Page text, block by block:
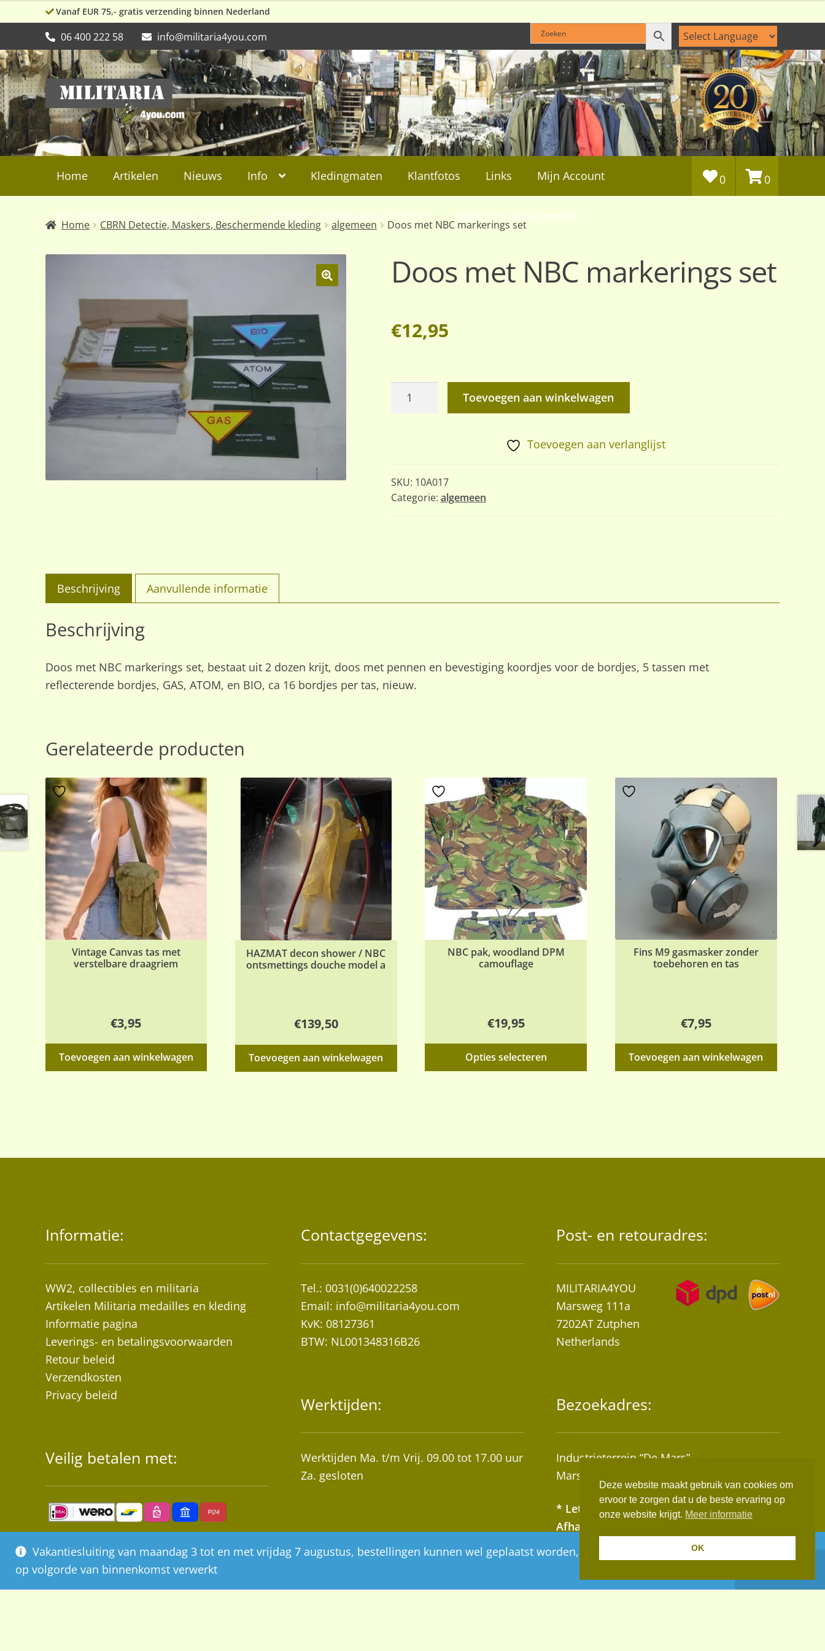
Vakantiesluiting van maandag 3 tot en met vrijdag 7 augustus, bestellingen kunnen wel geplaatst worden, deze worden vanaf maandag 10 augustus
op volgorde van binnenkomst verwerkt
Vanaf EUR 75,- gratis verzending binnen Nederland
06 400 222 58 info@militaria4you.com
Ga
door
naar
navigatie
Ga
naar
de
inhoud
Home Artikelen Nieuws Info Kledingmaten Klantfotos Links Mijn Account
Privacybeleid Militaria4you Zutphen artikelen-militaria4you-Zutphen Boeken & naslagwerken
WW2, collectibles en militaria
0 0
Home CBRN Detectie, Maskers, Beschermende kleding algemeen Doos met NBC markerings set
Doos met NBC markerings set
€12,95
Doos
aantal
Toevoegen aan winkelwagen
Toevoegen aan verlanglijst
SKU: 10A017
Categorie: algemeen
Beschrijving Aanvullende informatie
Beschrijving
Doos met NBC markerings set, bestaat uit 2 dozen krijt, doos met pennen en bevestiging koordjes voor de bordjes, 5 tassen met
reflecterende bordjes, GAS, ATOM, en BIO, ca 16 bordjes per tas, nieuw.
Gerelateerde producten
Vintage Canvas tas met
verstelbare draagriem
€3,95
Toevoegen aan winkelwagen
HAZMAT decon shower / NBC
ontsmettings douche model a
€139,50
Toevoegen aan winkelwagen
NBC pak, woodland DPM
camouflage
€19,95
Opties selecteren
kan
productpagina
Fins M9 gasmasker zonder
toebehoren en tas
€7,95
Toevoegen aan winkelwagen
Informatie:
WW2, collectibles en militaria
Artikelen Militaria medailles en kleding
Informatie pagina
Leverings- en betalingsvoorwaarden
Retour beleid
Verzendkosten
Privacy beleid
Veilig betalen met:
Contactgegevens:
Tel.: 0031(0)640022258
Email: info@militaria4you.com
KvK: 08127361
BTW: NL001348316B26
Werktijden:
Werktijden Ma. t/m Vrij. 09.00 tot 17.00 uur
Za. gesloten
Post- en retouradres:
MILITARIA4YOU
Marsweg 111a
7202AT Zutphen
Netherlands
Bezoekadres:
Industrieterrein “De Mars”
Marsweg 111A, 7202AT Zutphen
* Let op! Wij zijn geen winkel!
Afhalen van bestellingen op afspraak!
Deze website maakt gebruik van cookies om
ervoor te zorgen dat u de beste ervaring op
onze website krijgt. Meer informatie
OK